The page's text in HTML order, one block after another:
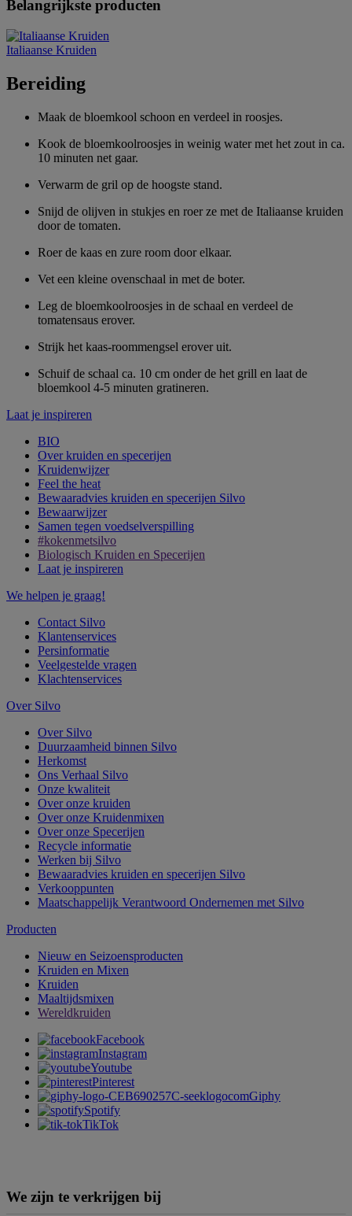
Belangrijkste producten
Italiaanse Kruiden
Bereiding
Maak de bloemkool schoon en verdeel in roosjes.
Kook de bloemkoolroosjes in weinig water met het zout in ca.
10 minuten net gaar.
Verwarm de gril op de hoogste stand.
Snijd de olijven in stukjes en roer ze met de Italiaanse kruiden
door de tomaten.
Roer de kaas en zure room door elkaar.
Vet een kleine ovenschaal in met de boter.
Leg de bloemkoolroosjes in de schaal en verdeel de
tomatensaus erover.
Strijk het kaas-roommengsel erover uit.
Schuif de schaal ca. 10 cm onder de het grill en laat de
bloemkool 4-5 minuten gratineren.
Laat je inspireren
BIO
Over kruiden en specerijen
Kruidenwijzer
Feel the heat
Bewaaradvies kruiden en specerijen Silvo
Bewaarwijzer
Samen tegen voedselverspilling
#kokenmetsilvo
Biologisch Kruiden en Specerijen
Laat je inspireren
We helpen je graag!
Contact Silvo
Klantenservices
Persinformatie
Veelgestelde vragen
Klachtenservices
Over Silvo
Over Silvo
Duurzaamheid binnen Silvo
Herkomst
Ons Verhaal Silvo
Onze kwaliteit
Over onze kruiden
Over onze Kruidenmixen
Over onze Specerijen
Recycle informatie
Werken bij Silvo
Bewaaradvies kruiden en specerijen Silvo
Verkooppunten
Maatschappelijk Verantwoord Ondernemen met Silvo
Producten
Nieuw en Seizoensproducten
Kruiden en Mixen
Kruiden
Maaltijdsmixen
Wereldkruiden
Facebook
Instagram
Youtube
Pinterest
Giphy
Spotify
TikTok
We zijn te verkrijgen bij